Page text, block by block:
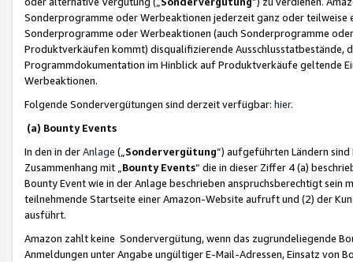
Sonderprogramme oder Werbeaktionen jederzeit ganz oder
Sonderprogramme oder Werbeaktionen (auch Sonderprogramme
Produktverkäufen kommt) disqualifizierende Ausschlusstatbestände,
Programmdokumentation im Hinblick auf Produktverkäufe geltende
Werbeaktionen.
Folgende Sondervergütungen sind derzeit verfügbar: hier.
(a) Bounty Events
In den in derAnlage („ Sondervergütung“) aufgeführten Ländern
Zusammenhang mit „ Bounty Events“ die in dieser Ziffer 4 (a)
Bounty Event wie in der Anlage beschrieben anspruchsberechtigt sein
teilnehmende Startseite einer Amazon-Website aufruft und (2) der
ausführt.
Amazon zahlt keine Sondervergütung, wenn das zugrundeliegende
Anmeldungen unter Angabe ungültiger E-Mail-Adressen, Einsatz von